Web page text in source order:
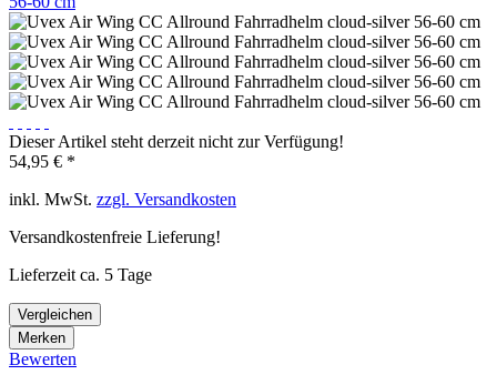
Dieser Artikel steht derzeit nicht zur Verfügung!
54,95 € *
inkl. MwSt. zzgl. Versandkosten
Versandkostenfreie Lieferung!
Lieferzeit ca. 5 Tage
Vergleichen
Merken
Bewerten